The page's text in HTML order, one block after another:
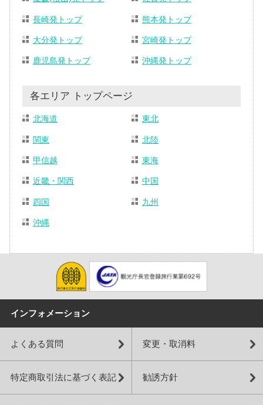
長崎発トップ 熊本発トップ
大分発トップ 宮崎発トップ
鹿児島発トップ 沖縄発トップ
各エリア トップページ
北海道 東北
関東 北陸
甲信越 東海
近畿・関西 中国
四国 九州
沖縄
インフォメーション
よくある質問 変更・取消料
特定商取引法に基づく表記 勧誘方針